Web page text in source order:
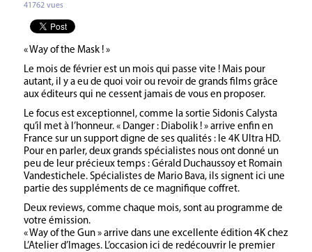
41762 vues
« Way of the Mask ! »
Le mois de février est un mois qui passe vite ! Mais pour
autant, il y a eu de quoi voir ou revoir de grands films grâce
aux éditeurs qui ne cessent jamais de vous en proposer.
Le focus est exceptionnel, comme la sortie Sidonis Calysta
qu’il met à l’honneur. « Danger : Diabolik ! » arrive enfin en
France sur un support digne de ses qualités : le 4K Ultra HD.
Pour en parler, deux grands spécialistes nous ont donné un
peu de leur précieux temps : Gérald Duchaussoy et Romain
Vandestichele. Spécialistes de Mario Bava, ils signent ici une
partie des suppléments de ce magnifique coffret.
Deux reviews, comme chaque mois, sont au programme de
votre émission.
« Way of the Gun » arrive dans une excellente édition 4K chez
L’Atelier d’Images. L’occasion ici de redécouvrir le premier